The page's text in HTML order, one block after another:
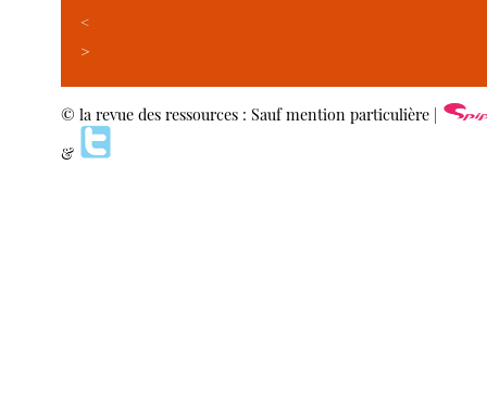
<
>
© la revue des ressources : Sauf mention particulière |
&